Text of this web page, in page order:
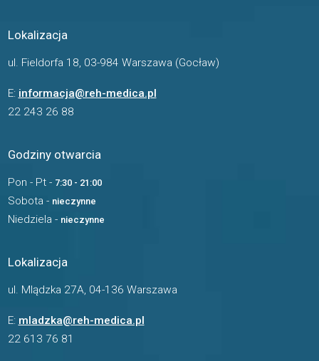
Lokalizacja
ul. Fieldorfa 18, 03-984 Warszawa (Gocław)
E: informacja@reh-medica.pl
22 243 26 88
Godziny otwarcia
Pon - Pt - 7:30 - 21:00
Sobota - nieczynne
Niedziela - nieczynne
Lokalizacja
ul. Mlądzka 27A, 04-136 Warszawa
E: mladzka@reh-medica.pl
22 613 76 81